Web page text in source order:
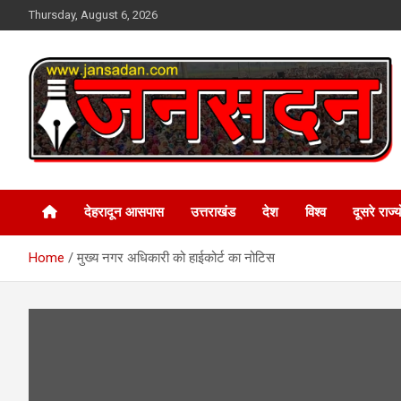
to
Thursday, August 6, 2026
Jan Sadan
देहरादून आसपास उत्तराखंड देश विश्व दूसरे
Home मुख्‍य नगर अधिकारी को हाईकोर्ट का नोटिस